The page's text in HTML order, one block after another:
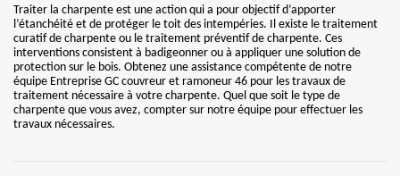
Traiter la charpente est une action qui a pour objectif d’apporter
l’étanchéité et de protéger le toit des intempéries. Il existe le traitement
curatif de charpente ou le traitement préventif de charpente. Ces
interventions consistent à badigeonner ou à appliquer une solution de
protection sur le bois. Obtenez une assistance compétente de notre
équipe Entreprise GC couvreur et ramoneur 46 pour les travaux de
traitement nécessaire à votre charpente. Quel que soit le type de
charpente que vous avez, compter sur notre équipe pour effectuer les
travaux nécessaires.